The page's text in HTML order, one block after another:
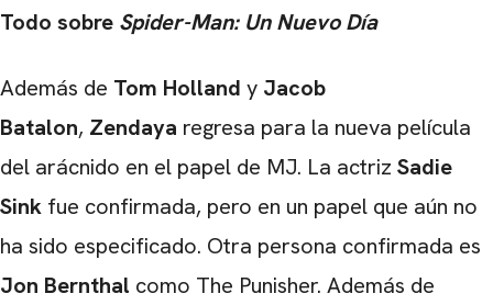
Todo sobre Spider-Man: Un Nuevo Día
Además de Tom Holland y Jacob
Batalon, Zendaya regresa para la nueva película
del arácnido en el papel de MJ. La actriz Sadie
Sink fue confirmada, pero en un papel que aún no
ha sido especificado. Otra persona confirmada es
Jon Bernthal como The Punisher. Además de
CARREGANDO PUBLICIDADE